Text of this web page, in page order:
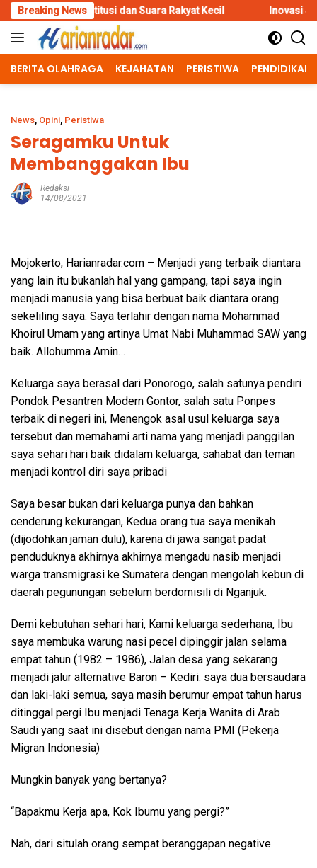
Skip
to
content
Breaking News
dan Suara Rakyat Kecil Inovasi Srikandi Care, Cara
BERITA OLAHRAGA KEJAHATAN PERISTIWA PENDIDIKAN
News, Opini, Peristiwa
Seragamku Untuk
Membanggakan Ibu
Redaksi
14/08/2021
Mojokerto, Harianradar.com – Menjadi yang terbaik diantara
yang lain itu bukanlah hal yang gampang, tapi saya ingin
menjadi manusia yang bisa berbuat baik diantara orang
sekeliling saya. Saya terlahir dengan nama Mohammad
Khoirul Umam yang artinya Umat Nabi Muhammad SAW yang
baik. Allohumma Amin…
Keluarga saya berasal dari Ponorogo, salah satunya pendiri
Pondok Pesantren Modern Gontor, salah satu Ponpes
terbaik di negeri ini, Menengok asal usul keluarga saya
tersebut dan memahami arti nama yang menjadi panggilan
saya sehari hari baik didalam keluarga, sahabat dan teman
menjadi kontrol diri saya pribadi
Saya besar bukan dari keluarga punya dan bahkan
cenderung kekurangan, Kedua orang tua saya menikah
(dijodohkan jaman dulu), karena di jawa sangat padat
penduduknya akhirnya akhirnya mengadu nasib menjadi
warga transmigrasi ke Sumatera dengan mengolah kebun di
daerah pegunungan sebelum berdomisili di Nganjuk.
Demi kebutuhan sehari hari, Kami keluarga sederhana, Ibu
saya membuka warung nasi pecel dipinggir jalan selama
empat tahun (1982 – 1986), Jalan desa yang sekarang
menjadi jalur alternative Baron – Kediri. saya dua bersaudara
dan laki-laki semua, saya masih berumur empat tahun harus
ditinggal pergi Ibu menjadi Tenaga Kerja Wanita di Arab
Saudi yang saat ini disebut dengan nama PMI (Pekerja
Migran Indonesia)
Mungkin banyak yang bertanya?
“Bapakmu Kerja apa, Kok Ibumu yang pergi?”
Nah, dari situlah orang sempat beranggapan negative.